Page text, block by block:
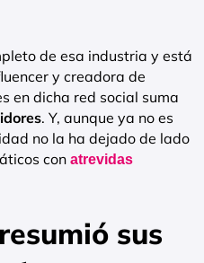
de esa industria y está
y creadora de
en dicha red social suma
. Y, aunque ya no es
no la ha dejado de lado
con atrevidas
sus